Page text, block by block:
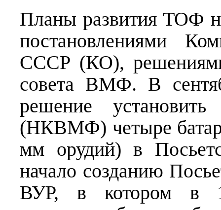
Планы развития ТОФ
постановлениями
СССР (КО),
совета ВМФ. В
решение
(НКВМФ) четыре
мм орудий) в
начало созданию
ВУР, в котором в